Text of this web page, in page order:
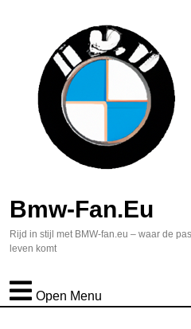
Bmw-Fan.eu
Rijd in stijl met BMW-fan.eu – waar de
leven komt
Open Menu